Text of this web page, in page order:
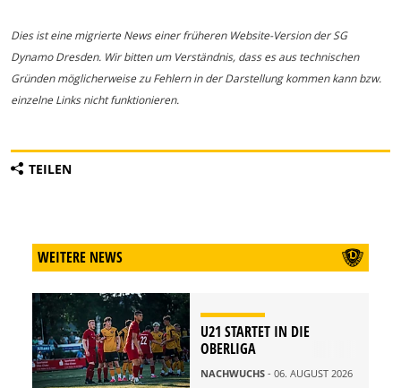
Dies ist eine migrierte News einer früheren Website-Version der SG
Dynamo Dresden. Wir bitten um Verständnis, dass es aus technischen
Gründen möglicherweise zu Fehlern in der Darstellung kommen kann bzw.
einzelne Links nicht funktionieren.
TEILEN
WEITERE NEWS
U21 STARTET IN DIE
OBERLIGA
NACHWUCHS - 06. AUGUST 2026